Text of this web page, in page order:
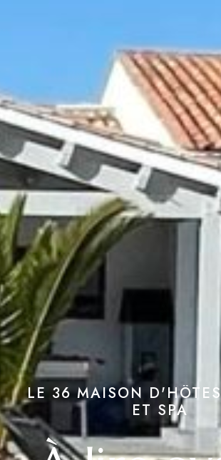
LE 36 MAISON
ET SPA